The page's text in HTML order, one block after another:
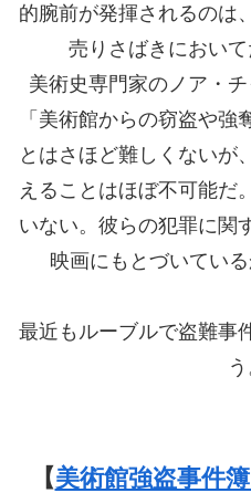
的腕前が発揮されるのは
売りさばきにおいて
美術史専門家のノア・
「美術館からの窃盗や強
とはさほど難しくないが
えることはほぼ不可能だ
いない。彼らの犯罪に関
映画にもとづいてい
最近もルーブルで盗難事
う
【美術館強盗事件